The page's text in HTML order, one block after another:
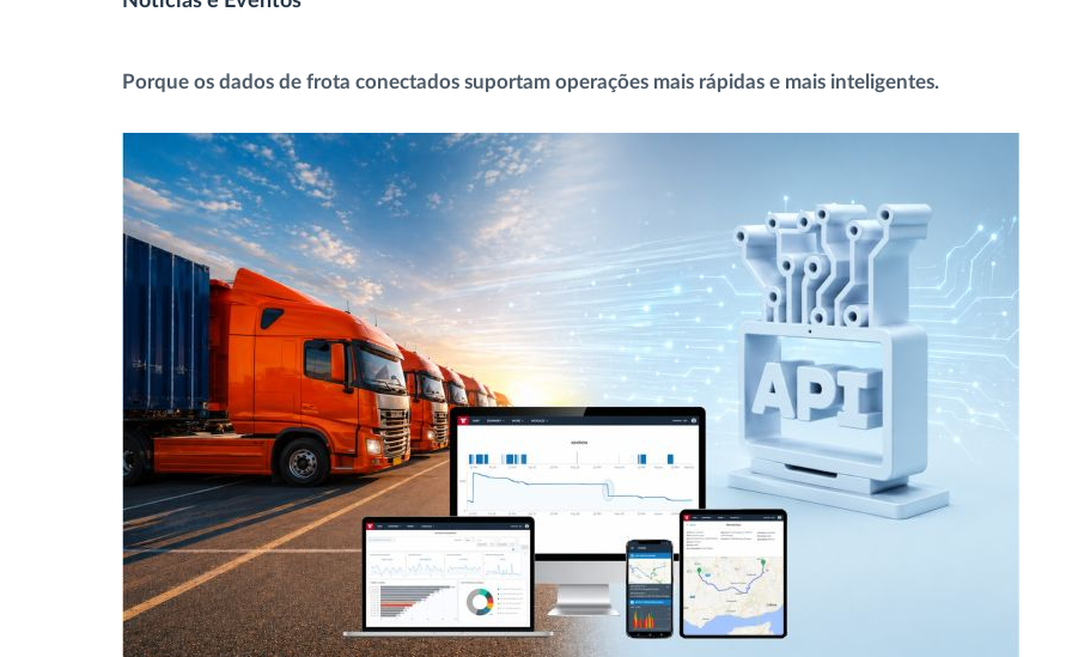
Gestão de Combustível
Planeamento e monitorização de rotas
Identificação automática de
condutores
Ver todas as funcionalidades
Porque os dados de frota conectados suportam operações mais rápidas e mais inteligentes.